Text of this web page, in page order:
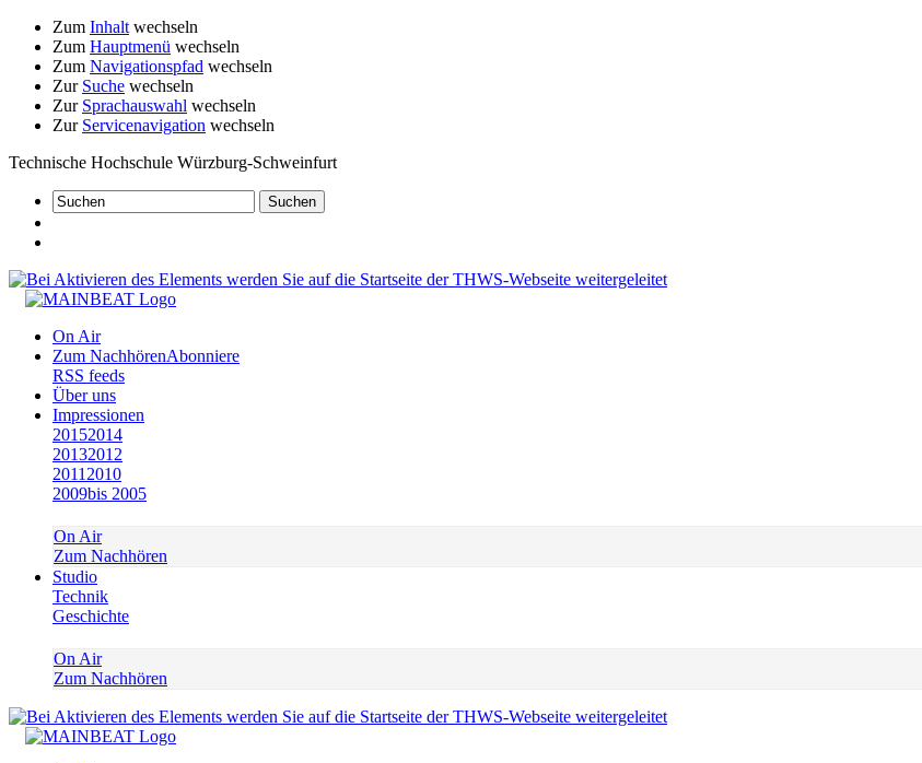
Zum Inhalt wechseln
Zum Hauptmenü wechseln
Zum Navigationspfad wechseln
Zur Suche wechseln
Zur Sprachauswahl wechseln
Zur Servicenavigation wechseln
Technische Hochschule Würzburg-Schweinfurt
On Air
Zum NachhörenAbonniere
RSS feeds
Über uns
Impressionen
20152014
20132012
2011 2010
2009bis 2005
On Air
Zum Nachhören
Studio
Technik
Geschichte
On Air
Zum Nachhören